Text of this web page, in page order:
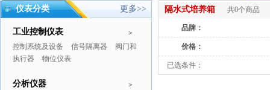
仪表分类 更多>>
>
工业控制仪表
控制系统及设备 信号隔离器
阀门和
执行器
物位仪表
>
分析仪器
隔水式培养箱 共0个商品
品牌：
价格：
已选条件：